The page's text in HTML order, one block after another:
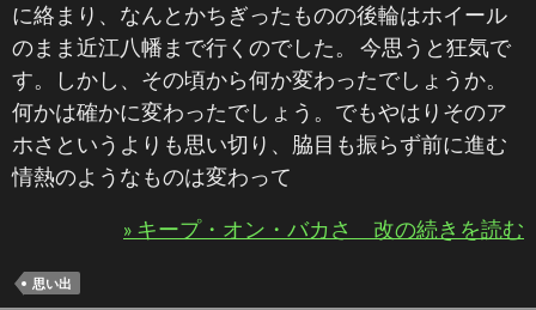
に絡まり、なんとかちぎったものの後輪はホイール
のまま近江八幡まで行くのでした。 今思うと狂気で
す。しかし、その頃から何か変わったでしょうか。
何かは確かに変わったでしょう。でもやはりそのア
ホさというよりも思い切り、脇目も振らず前に進む
情熱のようなものは変わって
» キープ・オン・バカさ 改の続きを読む
思い出